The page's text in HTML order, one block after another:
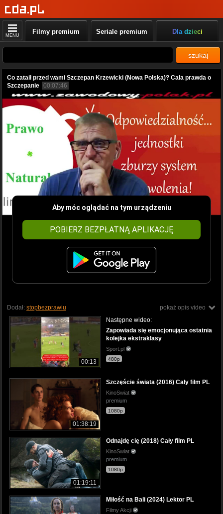
MENU Filmy premium Seriale premium Dla dzieci
szukaj
Co zataił przed wami Szczepan Krzewicki (Nowa Polska)? Cała prawda o
Szczepanie 00:07:46
Aby móc oglądać na tym urządzeniu
POBIERZ BEZPŁATNĄ APLIKACJĘ
pokaż opis video
Dodał: stopbezprawiu
00:13
Następne wideo:
Zapowiada się emocjonująca ostatnia
kolejka ekstraklasy
Sport.pl
480p
01:38:19
Szczęście świata (2016) Cały film PL
KinoSwiat
premium
1080p
01:19:11
Odnajdę cię (2018) Cały film PL
KinoSwiat
premium
1080p
Miłość na Bali (2024) Lektor PL
Filmy Akcji